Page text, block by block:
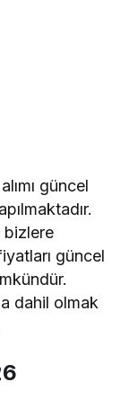
güncel
bizlere
güncel
dahil olmak